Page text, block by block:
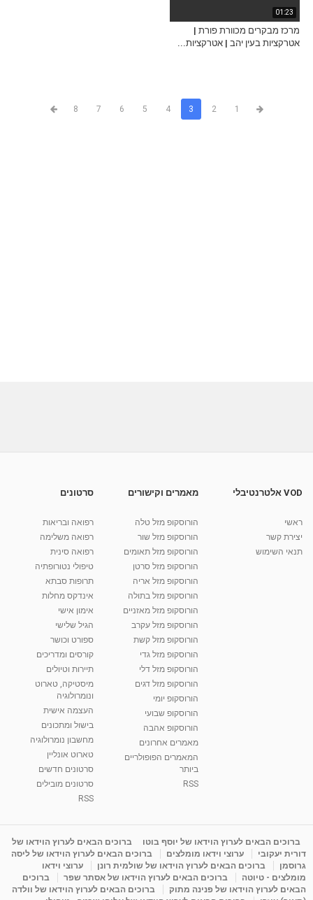
01:23
מרכז מבקרים מכוורת פורת |
אטרקציות בעין יהב | אטרקציות...
1
2
3
4
5
6
7
8
VOD אלטרנטיבלי
ראשי
יצירת קשר
תנאי השימוש
מאמרים וקישורים
הורוסקופ מזל טלה
הורוסקופ מזל שור
הורוסקופ מזל תאומים
הורוסקופ מזל סרטן
הורוסקופ מזל אריה
הורוסקופ מזל בתולה
הורוסקופ מזל מאזניים
הורוסקופ מזל עקרב
הורוסקופ מזל קשת
הורוסקופ מזל גדי
הורוסקופ מזל דלי
הורוסקופ מזל דגים
הורוסקופ יומי
הורוסקופ שבועי
הורוסקופ אהבה
מאמרים אחרונים
המאמרים הפופולריים
ביותר
RSS
סרטונים
רפואה ובריאות
רפואה משלימה
רפואה סינית
טיפולי נטורופתיה
תרופות סבתא
אינדקס מחלות
אימון אישי
הגיל שלישי
ספורט וכושר
קורסים ומדריכים
תיירות וטיולים
מיסטיקה, טארוט
ונומרולוגיה
העצמה אישית
בישול ומתכונים
מחשבון נומרולוגיה
טארוט אונליין
סרטונים חדשים
סרטונים מובילים
RSS
ברוכים הבאים לערוץ הוידאו של יוסף בוטו
ברוכים הבאים לערוץ הוידאו של
דורית יעקובי
ערוצי וידאו מומלצים
ברוכים הבאים לערוץ הוידאו של ליסה
גרוסמן
ברוכים הבאים לערוץ הוידאו של שולמית רונן
ערוצי וידאו
מומלצים - טיוטה
ברוכים הבאים לערוץ הוידאו של אסתר שפר
ברוכים
הבאים לערוץ הוידאו של פנינה מתוק
ברוכים הבאים לערוץ הוידאו של וולדה